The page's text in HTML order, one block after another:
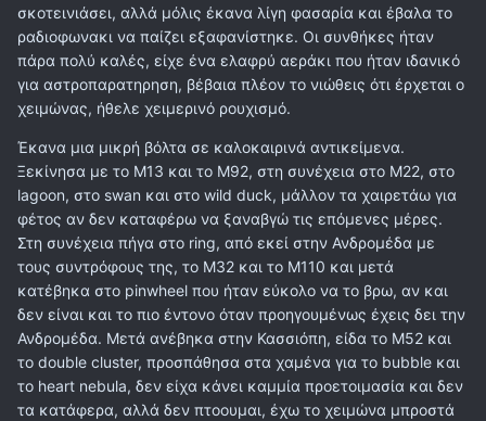
σκοτεινιάσει, αλλά μόλις έκανα λίγη φασαρία και έβαλα το
ραδιοφωνακι να παίζει εξαφανίστηκε. Οι συνθήκες ήταν
πάρα πολύ καλές, είχε ένα ελαφρύ αεράκι που ήταν ιδανικό
για αστροπαρατηρηση, βέβαια πλέον το νιώθεις ότι έρχεται ο
χειμώνας, ήθελε χειμερινό ρουχισμό.
Έκανα μια μικρή βόλτα σε καλοκαιρινά αντικείμενα.
Ξεκίνησα με το Μ13 και το Μ92, στη συνέχεια στο Μ22, στο
lagoon, στο swan και στο wild duck, μάλλον τα χαιρετάω για
φέτος αν δεν καταφέρω να ξαναβγώ τις επόμενες μέρες.
Στη συνέχεια πήγα στο ring, από εκεί στην Ανδρομέδα με
τους συντρόφους της, το Μ32 και το Μ110 και μετά
κατέβηκα στο pinwheel που ήταν εύκολο να το βρω, αν και
δεν είναι και το πιο έντονο όταν προηγουμένως έχεις δει την
Ανδρομέδα. Μετά ανέβηκα στην Κασσιόπη, είδα το Μ52 και
το double cluster, προσπάθησα στα χαμένα για το bubble και
το heart nebula, δεν είχα κάνει καμμία προετοιμασία και δεν
τα κατάφερα, αλλά δεν πτοουμαι, έχω το χειμώνα μπροστά